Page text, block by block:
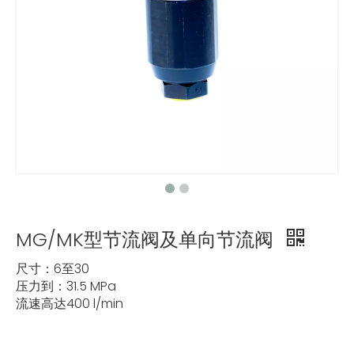
MG/MK型节流阀及单向节流阀
尺寸：6至30
压力到：31.5 MPa
流速高达400 l/min